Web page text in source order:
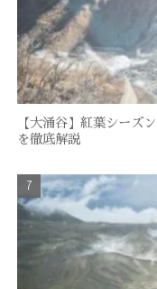
【大涌谷】紅葉シーズ
を徹底解説